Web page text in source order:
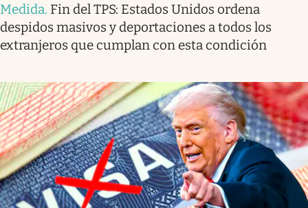
Medida. Fin del TPS: Estados Unidos ordena
despidos masivos y deportaciones a todos los
extranjeros que cumplan con esta condición